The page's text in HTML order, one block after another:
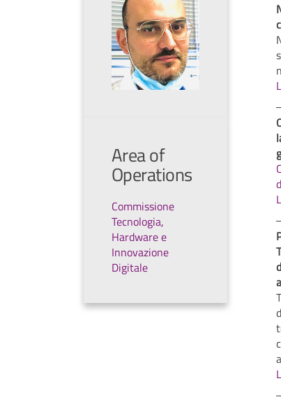
Area of
Operations
Commissione
Tecnologia,
Hardware e
Innovazione
Digitale